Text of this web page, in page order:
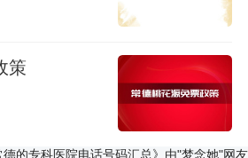
策
的专科医院电话号码汇总》由"梦念她"网友